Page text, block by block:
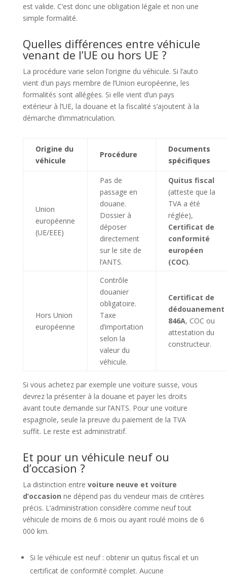
est valide. C’est donc une obligation légale et non une
simple formalité.
Quelles différences entre véhicule
venant de l’UE ou hors UE ?
La procédure varie selon l’origine du véhicule. Si l’auto
vient d’un pays membre de l’Union européenne, les
formalités sont allégées. Si elle vient d’un pays
extérieur à l’UE, la douane et la fiscalité s’ajoutent à la
démarche d’immatriculation.
Origine du
véhicule
Procédure
Documents
spécifiques
Union
européenne
(UE/EEE)
Pas de
passage en
douane.
Dossier à
déposer
directement
sur le site de
l’ANTS.
Quitus fiscal
(atteste que la
TVA a été
réglée),
Certificat de
conformité
européen
(COC).
Hors Union
européenne
Contrôle
douanier
obligatoire.
Taxe
d’importation
selon la
valeur du
véhicule.
Certificat de
dédouanement
846A, COC ou
attestation du
constructeur.
Si vous achetez par exemple une voiture suisse, vous
devrez la présenter à la douane et payer les droits
avant toute demande sur l’ANTS. Pour une voiture
espagnole, seule la preuve du paiement de la TVA
suffit. Le reste est administratif.
Et pour un véhicule neuf ou
d’occasion ?
La distinction entre voiture neuve et voiture
d’occasion ne dépend pas du vendeur mais de critères
précis. L’administration considère comme neuf tout
véhicule de moins de 6 mois ou ayant roulé moins de 6
000 km.
Si le véhicule est neuf : obtenir un quitus fiscal et un
certificat de conformité complet. Aucune